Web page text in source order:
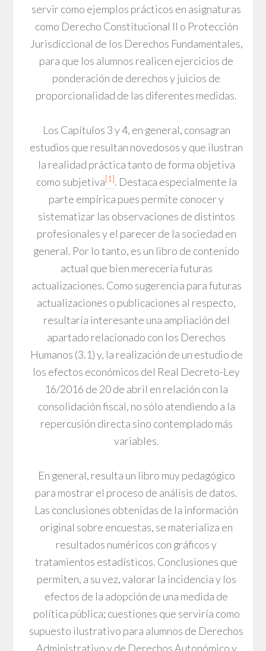
servir como ejemplos prácticos en asignaturas
como Derecho Constitucional II o Protección
Jurisdiccional de los Derechos Fundamentales,
para que los alumnos realicen ejercicios de
ponderación de derechos y juicios de
proporcionalidad de las diferentes medidas.
Los Capítulos 3 y 4, en general, consagran
estudios que resultan novedosos y que ilustran
la realidad práctica tanto de forma objetiva
como subjetiva[1]. Destaca especialmente la
parte empírica pues permite conocer y
sistematizar las observaciones de distintos
profesionales y el parecer de la sociedad en
general. Por lo tanto, es un libro de contenido
actual que bien merecería futuras
actualizaciones. Como sugerencia para futuras
actualizaciones o publicaciones al respecto,
resultaría interesante una ampliación del
apartado relacionado con los Derechos
Humanos (3.1) y, la realización de un estudio de
los efectos económicos del Real Decreto-Ley
16/2016 de 20 de abril en relación con la
consolidación fiscal, no sólo atendiendo a la
repercusión directa sino contemplado más
variables.
En general, resulta un libro muy pedagógico
para mostrar el proceso de análisis de datos.
Las conclusiones obtenidas de la información
original sobre encuestas, se materializa en
resultados numéricos con gráficos y
tratamientos estadísticos. Conclusiones que
permiten, a su vez, valorar la incidencia y los
efectos de la adopción de una medida de
política pública; cuestiones que serviría como
supuesto ilustrativo para alumnos de Derechos
Administrativo y de Derechos Autonómico y